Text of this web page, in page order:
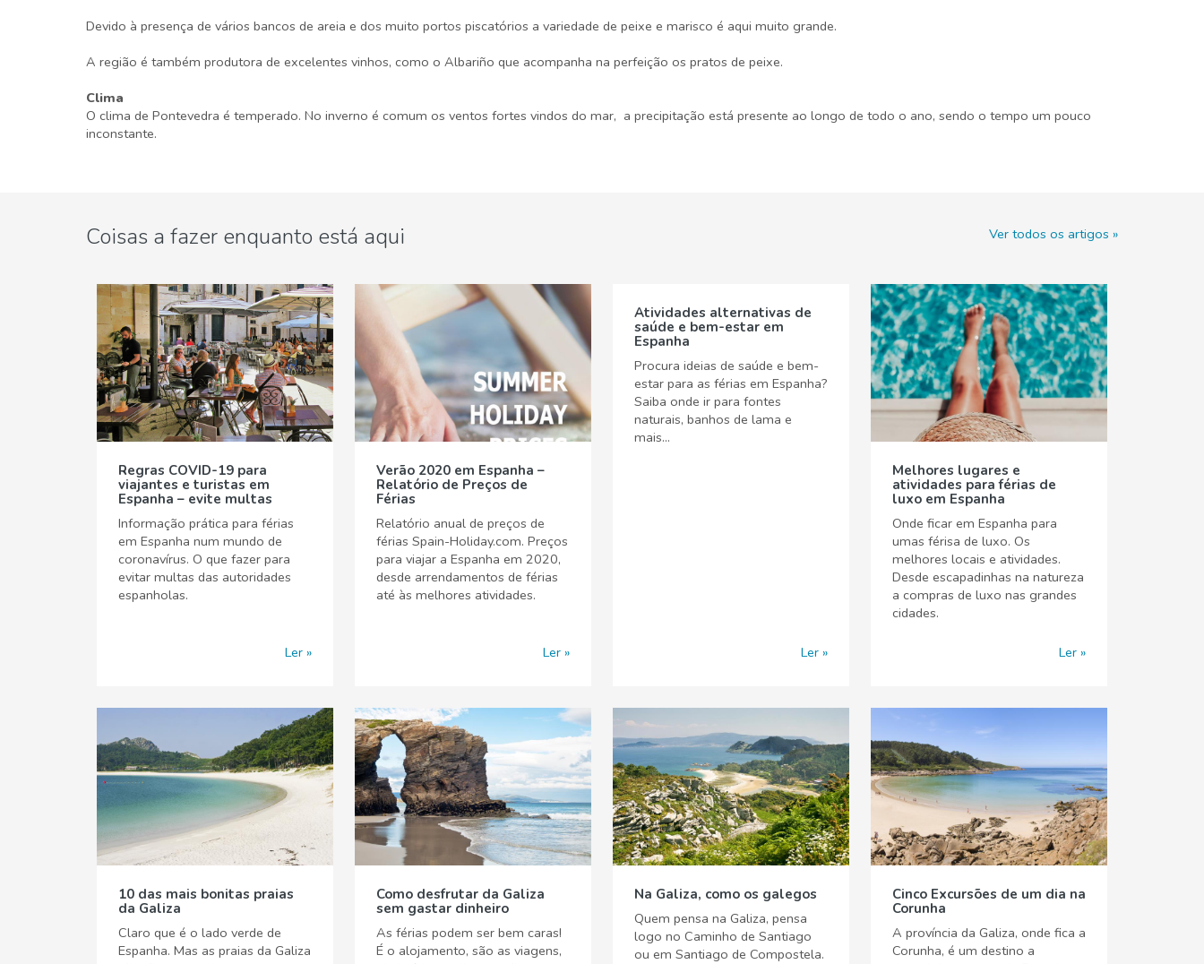
Devido à presença de vários bancos de areia e dos muito portos piscatórios a variedade de peixe e marisco é aqui muito grande.
A região é também produtora de excelentes vinhos, como o Albariño que acompanha na perfeição os pratos de peixe.
Clima
O clima de Pontevedra é temperado. No inverno é comum os ventos fortes vindos do mar, a precipitação está presente ao longo de todo o ano, sendo o tempo um pouco
inconstante.
Coisas a fazer enquanto está aqui Ver todos os artigos
Regras COVID-19 para
viajantes e turistas em
Espanha – evite multas
Informação prática para férias
em Espanha num mundo de
coronavírus. O que fazer para
evitar multas das autoridades
espanholas.
Verão 2020 em Espanha –
Relatório de Preços de
Férias
Relatório anual de preços de
férias Spain-Holiday.com. Preços
para viajar a Espanha em 2020,
desde arrendamentos de férias
até às melhores atividades.
Atividades alternativas de
saúde e bem-estar em
Espanha
Procura ideias de saúde e bem-
estar para as férias em Espanha?
Saiba onde ir para fontes
naturais, banhos de lama e
mais...
Melhores lugares e
atividades para férias de
luxo em Espanha
Onde ficar em Espanha para
umas férisa de luxo. Os
melhores locais e atividades.
Desde escapadinhas na natureza
a compras de luxo nas grandes
cidades.
Ler Ler Ler Ler
10 das mais bonitas praias
da Galiza
Claro que é o lado verde de
Espanha. Mas as praias da Galiza
Como desfrutar da Galiza
sem gastar dinheiro
As férias podem ser bem caras!
É o alojamento, são as viagens,
Na Galiza, como os galegos
Quem pensa na Galiza, pensa
logo no Caminho de Santiago
ou em Santiago de Compostela.
Cinco Excursões de um dia na
Corunha
A província da Galiza, onde fica a
Corunha, é um destino a